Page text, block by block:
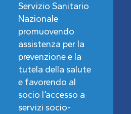
Servizio Sanitario
Nazionale
promuovendo
assistenza per la
prevenzione e la
tutela della salute
e favorendo al
socio l’accesso a
servizi socio-